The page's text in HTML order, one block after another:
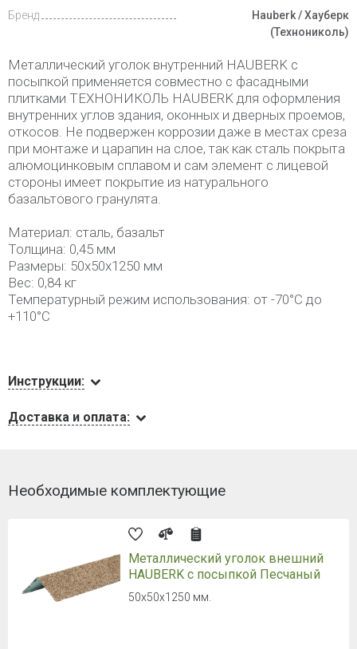
Бренд
Hauberk / Хауберк
(Технониколь)
Металлический уголок внутренний HAUBERK с
посыпкой применяется совместно с фасадными
плитками ТЕХНОНИКОЛЬ HAUBERK для оформления
внутренних углов здания, оконных и дверных проемов,
откосов. Не подвержен коррозии даже в местах среза
при монтаже и царапин на слое, так как сталь покрыта
алюмоцинковым сплавом и сам элемент с лицевой
стороны имеет покрытие из натурального
базальтового гранулята.
Материал: сталь, базальт
Толщина: 0,45 мм
Размеры: 50х50х1250 мм
Вес: 0,84 кг
Температурный режим использования: от -70°С до
+110°С
Инструкции:
Доставка и оплата:
Необходимые комплектующие
Металлический уголок внешний
HAUBERK с посыпкой Песчаный
50х50х1250 мм.